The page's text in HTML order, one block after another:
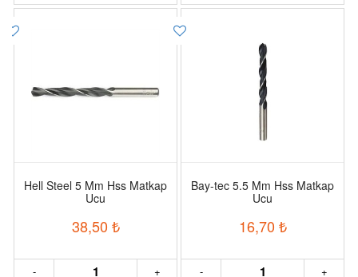
Hell Steel 5 Mm Hss Matkap
Ucu
38,50 ₺
+
-
Bay-tec 5.5 Mm Hss Matkap
Ucu
16,70 ₺
+
-